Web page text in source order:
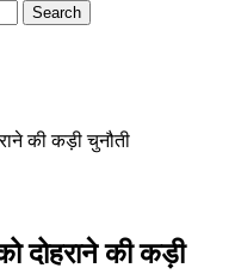
की कड़ी चुनौती
दोहराने की कड़ी